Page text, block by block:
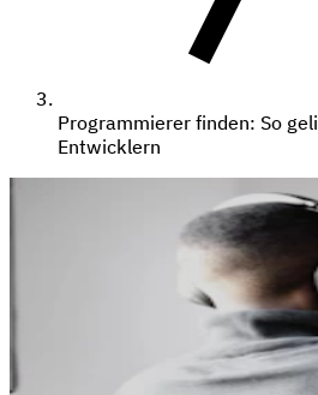
Programmierer finden: So
Entwicklern